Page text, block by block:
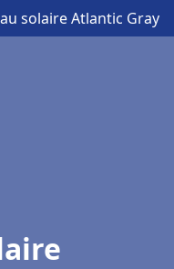
solaire Atlantic Gray